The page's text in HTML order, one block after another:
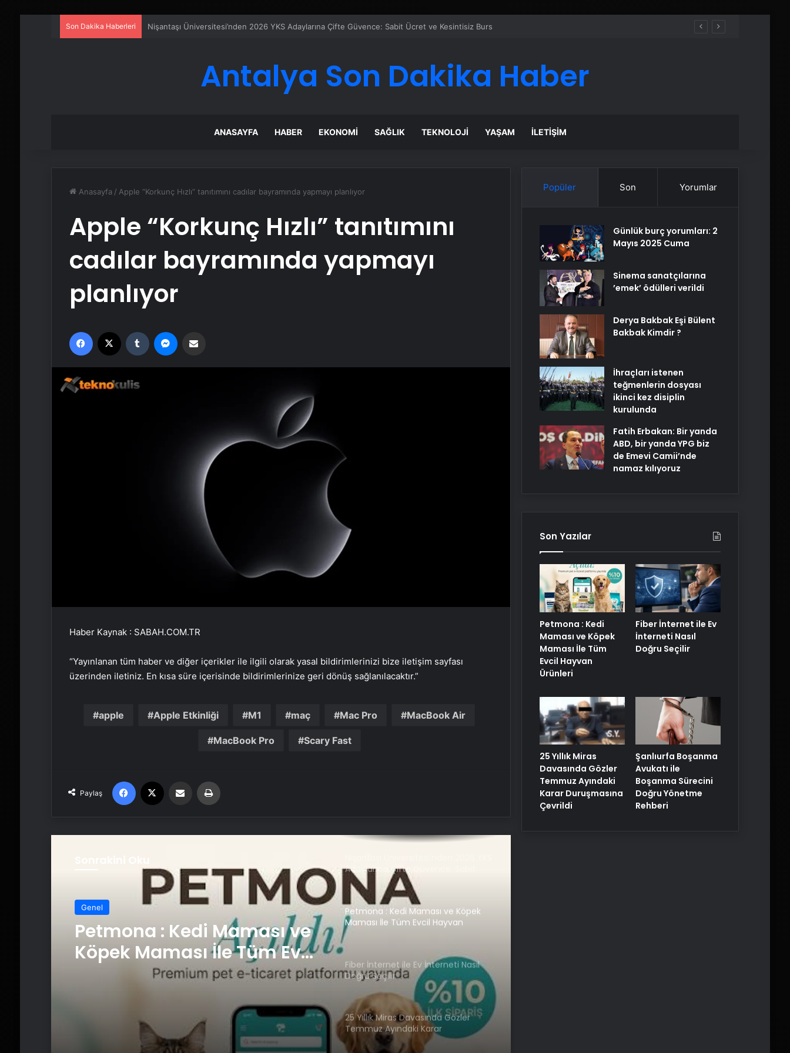
Son Dakika Haberleri Petmona : Kedi Maması ve Köpek Maması İle Tüm Evcil Hayvan Ürünleri
Antalya Son Dakika Haber
ANASAYFA HABER EKONOMI SAĞLIK TEKNOLOJI YAŞAM İLETIŞIM
Anasayfa / Apple “Korkunç Hızlı” tanıtımını cadılar bayramında yapmayı planlıyor
Apple “Korkunç Hızlı” tanıtımını
cadılar bayramında yapmayı
planlıyor
Facebook Tumblr
Haber Kaynak : SABAH.COM.TR
“Yayınlanan tüm haber ve diğer içerikler ile ilgili olarak yasal bildirimlerinizi bize iletişim sayfası
üzerinden iletiniz. En kısa süre içerisinde bildirimlerinize geri dönüş sağlanılacaktır.”
apple Apple Etkinliği M1 maç Mac Pro MacBook Air
MacBook Pro Scary Fast
Paylaş
Facebook Email'den paylaş
Genel
Petmona : Kedi Maması ve
Köpek Maması İle Tüm Evcil
Hayvan Ürünleri
Yarası Tedavisi
Nasılnedir.com
Adaylarına Çifte Güvence: Sabit
Ücret ve Kesintisiz Burs
Petmona : Kedi Maması ve Köpek
Maması İle Tüm Evcil Hayvan
Ürünleri
Fiber İnternet ile Ev İnterneti Nasıl
Doğru Seçilir
25 Yıllık Miras Davasında Gözler
Temmuz Ayındaki Karar
Duruşmasına Çevrildi
Popüler Son Yorumlar
Günlük burç yorumları: 2
Mayıs 2025 Cuma
Sinema sanatçılarına
’emek’ ödülleri verildi
Derya Bakbak Eşi Bülent
Bakbak Kimdir ?
İhraçları istenen
teğmenlerin dosyası
ikinci kez disiplin
kurulunda
Fatih Erbakan: Bir yanda
ABD, bir yanda YPG biz
de Emevi Camii’nde
namaz kılıyoruz
Son Yazılar
Petmona : Kedi
Maması ve Köpek
Maması İle Tüm
Evcil Hayvan
Ürünleri
Fiber İnternet ile Ev
İnterneti Nasıl
Doğru Seçilir
25 Yıllık Miras
Davasında Gözler
Temmuz Ayındaki
Karar Duruşmasına
Çevrildi
Şanlıurfa Boşanma
Avukatı ile
Boşanma Sürecini
Doğru Yönetme
Rehberi